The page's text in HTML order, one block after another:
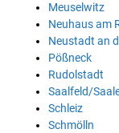
Meuselwitz
Neuhaus am
Neustadt an
Pößneck
Rudolstadt
Saalfeld/
Schleiz
Schmölln